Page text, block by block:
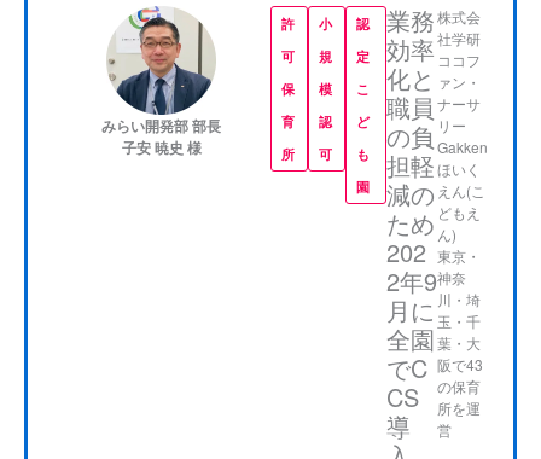
CCSに関しては、AIAIグループ直営施設として開
発段階から先行導入しており、最も厳しいユーザ
ーとして現場の声を開発者にフィードバックして
います。私自身も、一般保育士、施設長、母店
長、エリアマネージャーという様々な立場でCCS
を利用してきています。紙で事務作業をしていた
頃と比べると、統一されたフォーマットで過去デ
ータを容易に取り出せるメリットは大きく、保育I
みらい開発部 部長
子安 暁史 様
許
可
保
育
所
小
規
模
認
可
認
定
こ
ど
も
園
業務
効率
化と
職員
の負
担軽
減の
ため
202
2年9
月に
全園
でC
CS
導
株式会
社学研
ココフ
ァン・
ナーサ
リー
Gakken
ほいく
えん(こ
どもえ
ん)
東京・
神奈
川・埼
玉・千
葉・大
阪で43
の保育
所を運
営